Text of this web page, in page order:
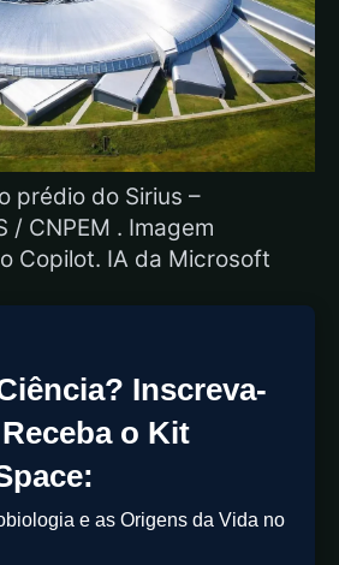
prédio do Sirius –
/ CNPEM . Imagem
Copilot. IA da Microsoft
Inscreva-
o Kit
e as Origens da Vida no